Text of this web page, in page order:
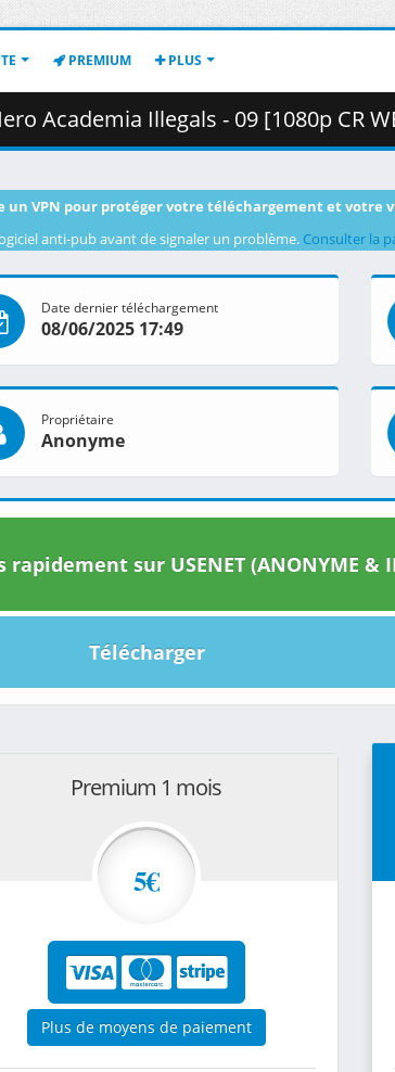
PREMIUM PLUS
CR WEB-DL AVC
VPN pour protéger votre téléchargement et votre
anti-pub avant de signaler un problème. Consulter la
Date dernier téléchargement
08/06/2025 17:49
Propriétaire
Anonyme
sur USENET (ANONYME &
Télécharger
Premium 1 mois
5€
Plus de moyens de paiement